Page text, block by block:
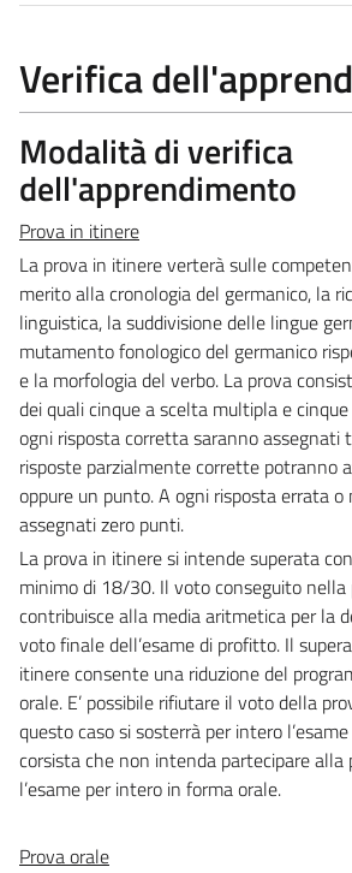
Verifica
Modalità di verifica
dell'apprendimento
Prova in itinere
La prova in itinere verterà sulle
merito alla cronologia del germanico, la
linguistica, la suddivisione delle lingue
mutamento fonologico del germanico
e la morfologia del verbo. La prova
dei quali cinque a scelta multipla e
ogni risposta corretta saranno assegnati
risposte parzialmente corrette potranno
oppure un punto. A ogni risposta errata
assegnati zero punti.
La prova in itinere si intende superata
minimo di 18/30. Il voto conseguito
contribuisce alla media aritmetica per la
voto finale dell’esame di profitto. Il
itinere consente una riduzione del
orale. E’ possibile rifiutare il voto della
questo caso si sosterrà per intero
corsista che non intenda partecipare alla
l’esame per intero in forma orale.
Prova orale